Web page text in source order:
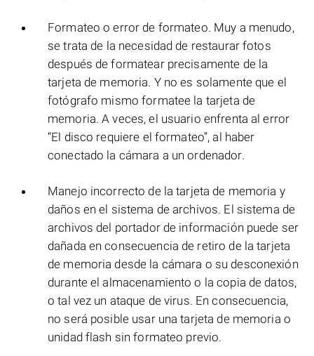
Formateo o error de formateo. Muy a menudo,
se trata de la necesidad de restaurar fotos
después de formatear precisamente de la
tarjeta de memoria. Y no es solamente que el
fotógrafo mismo formatee la tarjeta de
memoria. A veces, el usuario enfrenta al error
“El disco requiere el formateo”, al haber
conectado la cámara a un ordenador.
Manejo incorrecto de la tarjeta de memoria y
daños en el sistema de archivos. El sistema de
archivos del portador de información puede ser
dañada en consecuencia de retiro de la tarjeta
de memoria desde la cámara o su desconexión
durante el almacenamiento o la copia de datos,
o tal vez un ataque de virus. En consecuencia,
no será posible usar una tarjeta de memoria o
unidad flash sin formateo previo.